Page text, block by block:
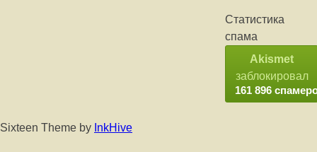
Статистика
спама
Akismet
заблокировал
161 896
Sixteen Theme by InkHive